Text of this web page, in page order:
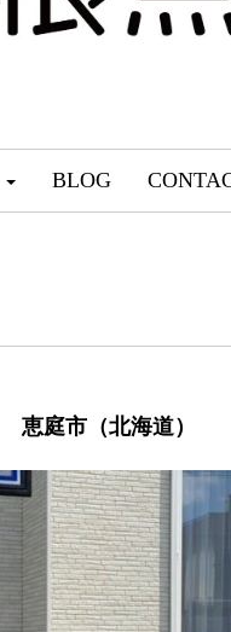
BLOG
恵庭市（北海道）